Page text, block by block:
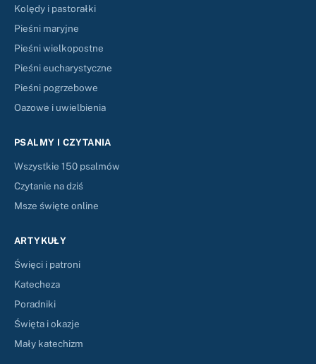
Kolędy i pastorałki
Pieśni maryjne
Pieśni wielkopostne
Pieśni eucharystyczne
Pieśni pogrzebowe
Oazowe i uwielbienia
PSALMY I CZYTANIA
Wszystkie 150 psalmów
Czytanie na dziś
Msze święte online
ARTYKUŁY
Święci i patroni
Katecheza
Poradniki
Święta i okazje
Mały katechizm